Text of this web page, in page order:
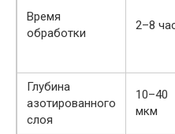
Время
обработки
2–8
Глубина
азотированного
слоя
10–40
мкм